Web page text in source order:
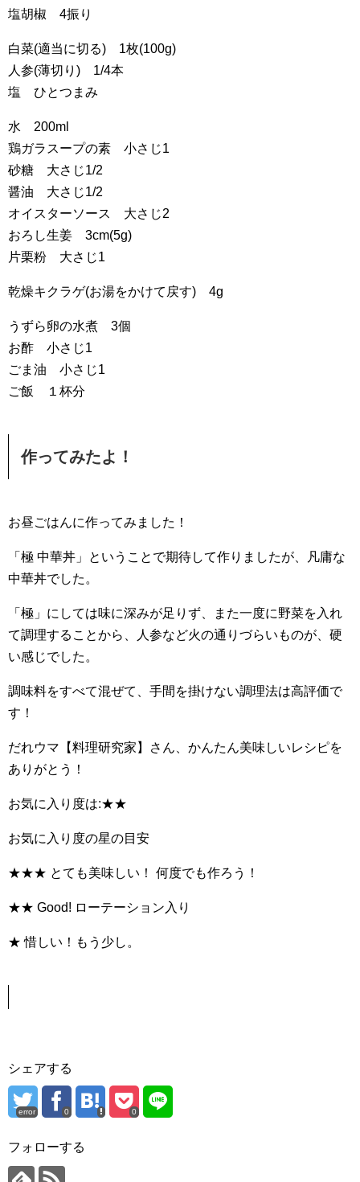
塩胡椒 4振り
白菜(適当に切る) 1枚(100g)
人参(薄切り) 1/4本
塩 ひとつまみ
水 200ml
鶏ガラスープの素 小さじ1
砂糖 大さじ1/2
醤油 大さじ1/2
オイスターソース 大さじ2
おろし生姜 3cm(5g)
片栗粉 大さじ1
乾燥キクラゲ(お湯をかけて戻す) 4g
うずら卵の水煮 3個
お酢 小さじ1
ごま油 小さじ1
ご飯 １杯分
作ってみたよ！
お昼ごはんに作ってみました！
「極 中華丼」ということで期待して作りましたが、凡庸な
中華丼でした。
「極」にしては味に深みが足りず、また一度に野菜を入れ
て調理することから、人参など火の通りづらいものが、硬
い感じでした。
調味料をすべて混ぜて、手間を掛けない調理法は高評価で
す！
だれウマ【料理研究家】さん、かんたん美味しいレシピを
ありがとう！
お気に入り度は:★★
お気に入り度の星の目安
★★★ とても美味しい！ 何度でも作ろう！
★★ Good! ローテーション入り
★ 惜しい！もう少し。
シェアする
error 0 0
フォローする